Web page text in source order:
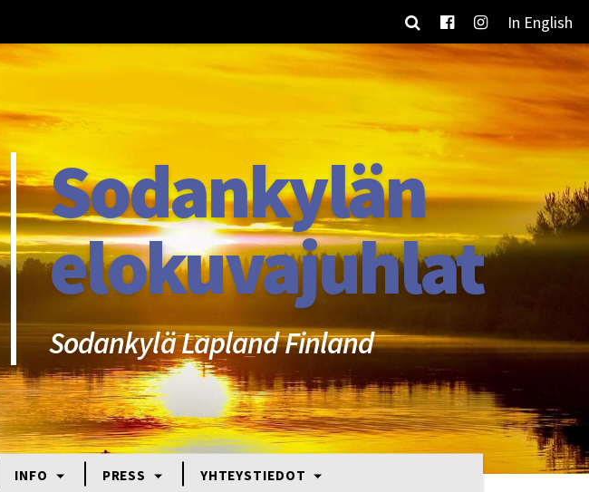
In English
Sodankylän
elokuvajuhlat
Sodankylä Lapland Finland
INFO PRESS YHTEYSTIEDOT